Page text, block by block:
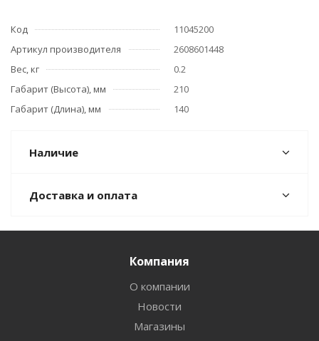
Код
11045200
Артикул производителя
2608601448
Вес, кг
0.2
Габарит (Высота), мм
210
Габарит (Длина), мм
140
Наличие
Доставка и оплата
Компания
О компании
Новости
Магазины